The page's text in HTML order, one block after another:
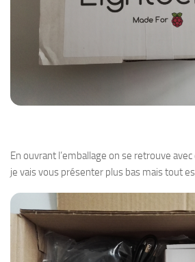
En ouvrant l’emballage on se retrouve
je vais vous présenter plus bas mais tout